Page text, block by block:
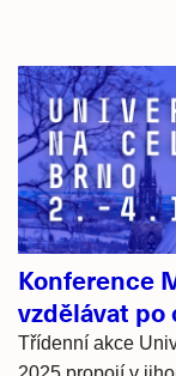
články
Konference
vzdělávat po
Třídenní akce